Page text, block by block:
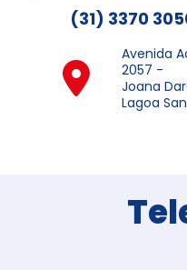
(31) 3370
Avenida
2057 -
Joana
Lagoa